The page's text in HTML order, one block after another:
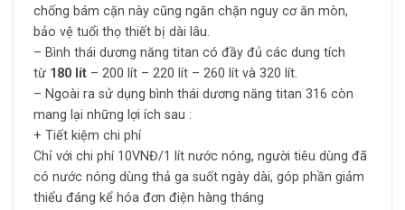
chống bám cặn này cũng ngăn chặn nguy cơ ăn mòn,
bảo vệ tuổi thọ thiết bị dài lâu.
– Bình thái dương năng titan có đầy đủ các dung tích
từ 180 lít– 200 lít – 220 lít – 260 lít và 320 lít.
– Ngoài ra sử dụng bình thái dương năng titan 316 còn
mang lại những lợi ích sau :
+ Tiết kiệm chi phí
Chỉ với chi phí 10VNĐ/1 lít nước nóng, người tiêu dùng đã
có nước nóng dùng thả ga suốt ngày dài, góp phần giảm
thiểu đáng kể hóa đơn điện hàng tháng